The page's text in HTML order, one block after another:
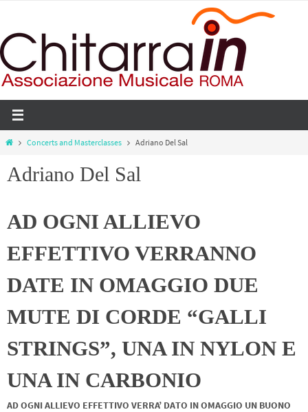
contenuto
HomeConcerts and Masterclasses Adriano Del Sal
Adriano Del Sal
AD OGNI ALLIEVO
EFFETTIVO VERRANNO
DATE IN OMAGGIO DUE
MUTE DI CORDE “GALLI
STRINGS”, UNA IN NYLON E
UNA IN CARBONIO
AD OGNI ALLIEVO EFFETTIVO VERRA’ DATO IN OMAGGIO UN BUONO